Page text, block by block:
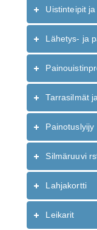
Uistinteipit
Lähetys- ja
Tarrasilmät
Painotuslyijy
Silmäruuvi
Lahjakortti
Leikarit